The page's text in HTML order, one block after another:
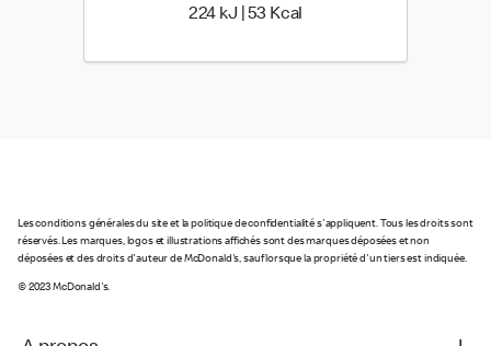
224 kJ | 53 Kcal
Les conditions générales du site et la politique de confidentialité s'appliquent. Tous les droits sont
réservés. Les marques, logos et illustrations affichés sont des marques déposées et non
déposées et des droits d'auteur de McDonald's, sauf lorsque la propriété d'un tiers est indiquée.
© 2023 McDonald's.